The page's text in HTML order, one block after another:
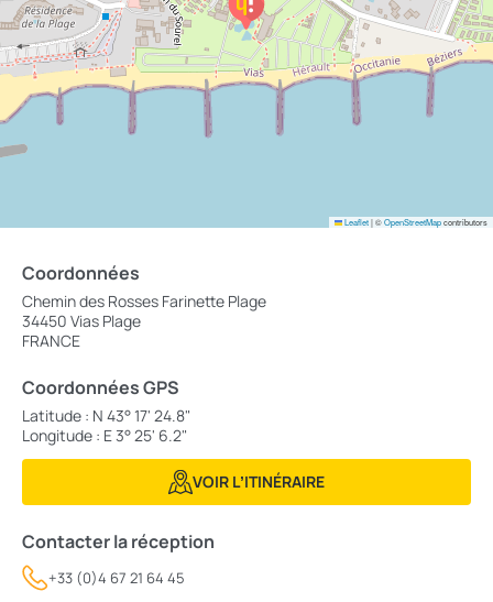
Coordonnées
Chemin des Rosses Farinette Plage
34450 Vias Plage
FRANCE
Coordonnées GPS
Latitude : N 43° 17' 24.8"
Longitude : E 3° 25' 6.2"
VOIR LʼITINÉRAIRE
Contacter la réception
+33 (0)4 67 21 64 45
Leaflet|©OpenStreetMapcontributors